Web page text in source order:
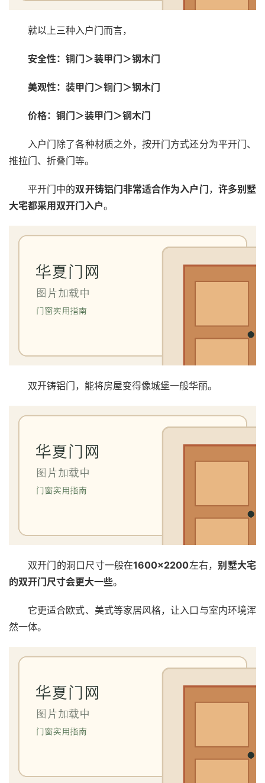
入
就以上三种入户门而言，
安全性：铜门＞装甲门＞钢木门
美观性：装甲门＞铜门＞钢木门
价格：铜门＞装甲门＞钢木门
入户门除了各种材质之外，按开门方式还分为平开门、
推拉门、折叠门等。
平开门中的双开铸铝门非常适合作为入户门 ， 许多别墅
大宅都采用双开门入户。
双开铸铝门，能将房屋变得像城堡一般华丽。
双开门的洞口尺寸一般在1600×2200左右，别墅大宅
的双开门尺寸会更大一些。
它更适合欧式、美式等家居风格，让入口与室内环境浑
然一体。